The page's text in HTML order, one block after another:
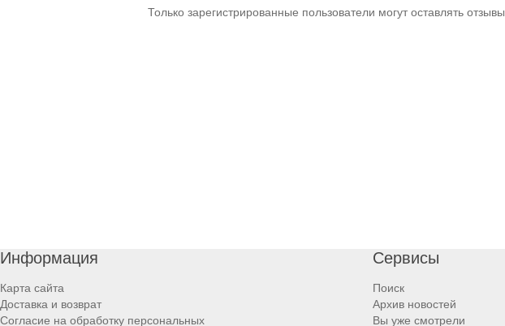
Только зарегистрированные пользователи могут оставлять отзывы
Информация
Карта сайта
Доставка и возврат
Согласие на обработку персональных
Сервисы
Поиск
Архив новостей
Вы уже смотрели